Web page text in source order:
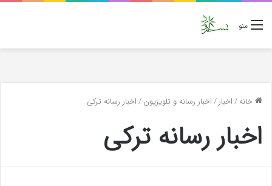
منو
خانه/اخبار/اخبار رسانه و تلویزیون/اخبار رسانه ترکی
اخبار رسانه ترکی